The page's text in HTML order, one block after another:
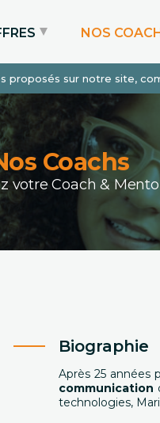
proposés sur notre site,
Express
Admissions
Sur-mesure
NOS
Coachs
votre Coach &
Biographie
Après 25 années
communication
technologies,